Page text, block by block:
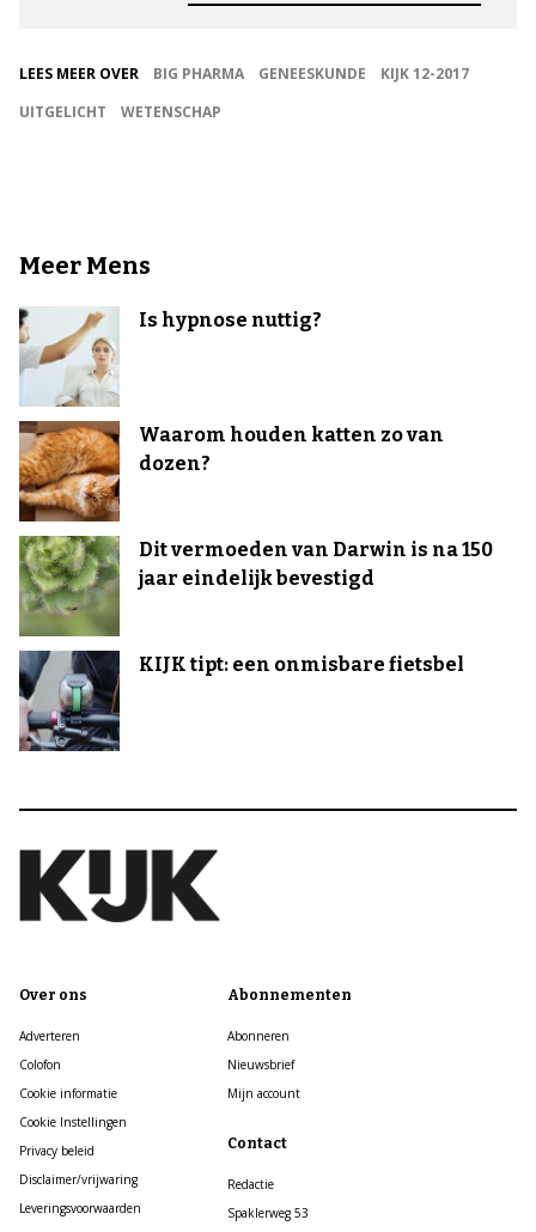
LEES MEER OVER BIG PHARMA GENEESKUNDE
KIJK 12-2017
UITGELICHT
WETENSCHAP
Meer Mens
Is hypnose nuttig?
Waarom houden katten zo van
dozen?
Dit vermoeden van Darwin is na 150
jaar eindelijk bevestigd
KIJK tipt: een onmisbare fietsbel
Over ons
Adverteren
Colofon
Cookie informatie
Cookie Instellingen
Privacy beleid
Disclaimer/vrijwaring
Leveringsvoorwaarden
Abonnementen
Abonneren
Nieuwsbrief
Mijn account
Contact
Redactie
Spaklerweg 53